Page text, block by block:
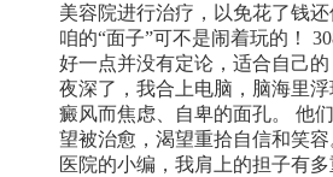
美容院进行治疗，以免花了钱还
咱的“面子”可不是闹着玩的！
好一点并没有定论，适合自己的
夜深了，我合上电脑，脑海里
癜风而焦虑、自卑的面孔。 他
望被治愈，渴望重拾自信和笑
医院的小编，我肩上的担子有